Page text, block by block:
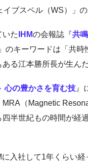
ブスペル（WS）」
いた IHMの会報誌『共
のキーワードは「共
る江本勝所長が生ん
心の豊かさを育む技 』
（Magnetic
半世紀もの時間が経
入社して1年くらい